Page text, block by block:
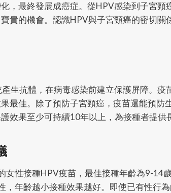
，最終發展成癌症。從HPV感染到子宮頸
貴的機會。認識HPV與子宮頸癌的密切關
生抗體，在病毒感染前建立保護屏障。疫
最佳。除了預防子宮頸癌，疫苗還能預防
效果至少可持續10年以上，為接種者提供
女性接種HPV疫苗，最佳接種年齡為9-14
，年齡越小接種效果越好。即使已有性行